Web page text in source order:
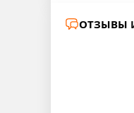
ОТЗЫВЫ